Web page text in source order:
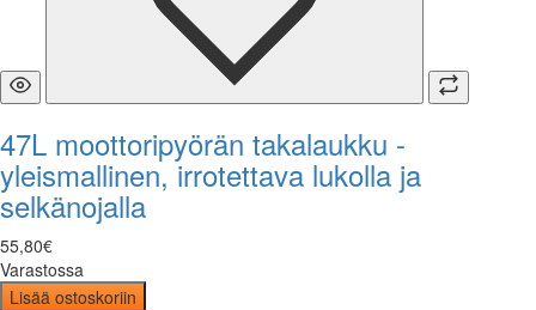
47L moottoripyörän takalaukku -
yleismallinen, irrotettava lukolla ja
selkänojalla
55,80€
Varastossa
Lisää ostoskoriin